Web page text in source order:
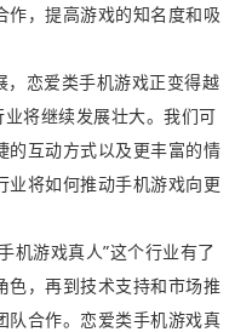
作，提高游戏的知名度和吸
恋爱类手机游戏正变得越
将继续发展壮大。我们可
的互动方式以及更丰富的情
业将如何推动手机游戏向更
机游戏真人”这个行业有了
色，再到技术支持和市场推
队合作。恋爱类手机游戏真